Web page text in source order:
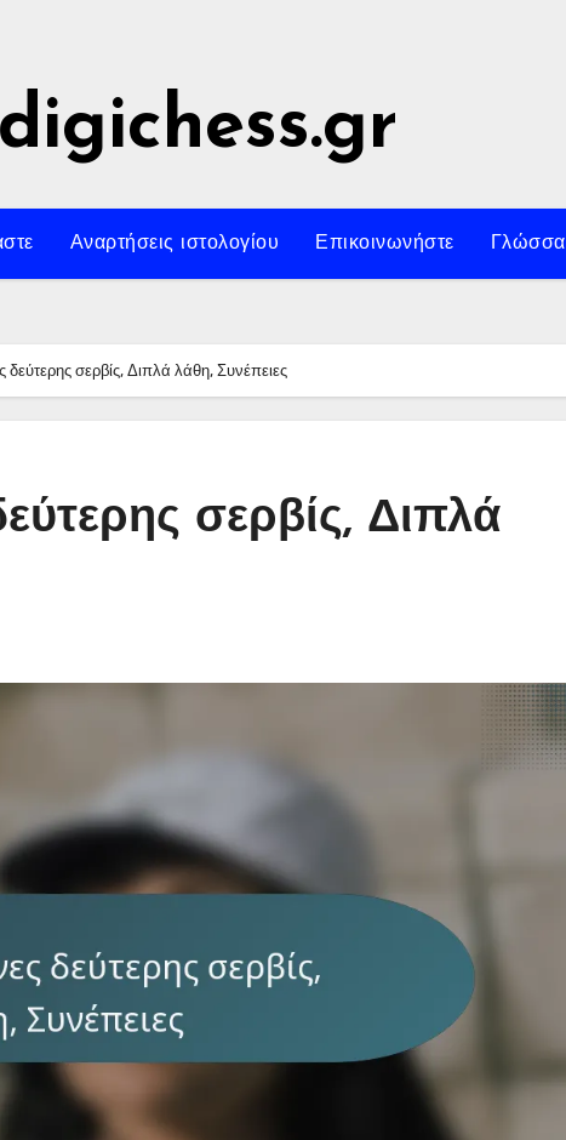
digichess.gr
Αναρτήσεις ιστολογίου Επικοινωνήστε Γλώσσα
σερβίς, Διπλά λάθη, Συνέπειες
σερβίς, Διπλά